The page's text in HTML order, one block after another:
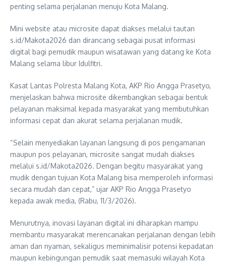
penting selama perjalanan menuju Kota Malang.
Mini website atau microsite dapat diakses melalui tautan
s.id/Makota2026 dan dirancang sebagai pusat informasi
digital bagi pemudik maupun wisatawan yang datang ke Kota
Malang selama libur Idulfitri.
Kasat Lantas Polresta Malang Kota, AKP Rio Angga Prasetyo,
menjelaskan bahwa microsite dikembangkan sebagai bentuk
pelayanan maksimal kepada masyarakat yang membutuhkan
informasi cepat dan akurat selama perjalanan mudik.
“Selain menyediakan layanan langsung di pos pengamanan
maupun pos pelayanan, microsite sangat mudah diakses
melalui s.id/Makota2026. Dengan begitu masyarakat yang
mudik dengan tujuan Kota Malang bisa memperoleh informasi
secara mudah dan cepat,” ujar AKP Rio Angga Prasetyo
kepada awak media, (Rabu, 11/3/2026).
Menurutnya, inovasi layanan digital ini diharapkan mampu
membantu masyarakat merencanakan perjalanan dengan lebih
aman dan nyaman, sekaligus meminimalisir potensi kepadatan
maupun kebingungan pemudik saat memasuki wilayah Kota